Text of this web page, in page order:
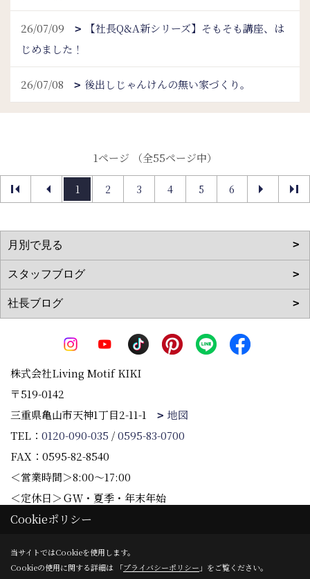
26/07/09
【社長Q&A新シリーズ】そもそも講座、は
じめました！
26/07/08 後出しじゃんけんの無い家づくり。
1ページ （全55ページ中）
1 2 3 4 5 6
株式会社Living Motif KIKI
〒519-0142
三重県亀山市天神1丁目2-11-1
地図
TEL： 0120-090-035 /0595-83-0700
FAX：0595-82-8540
＜営業時間＞8:00～17:00
＜定休日＞ＧＷ・夏季・年末年始
Copyright (c) 株式会社Living Motif KIKI. All Rights Reserved.
Produced byゴデスクリエイト
Cookieポリシー
当サイトではCookieを使用します。
Cookieの使用に関する詳細は 「プライバシーポリシー 」をご覧ください。